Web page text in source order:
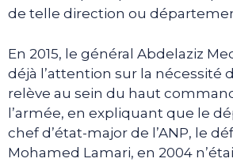
de telle direction ou
En 2015, le général Abdelaziz
déjà l’attention sur la nécessité
relève au sein du haut
l’armée, en expliquant que le
chef d’état-major de l’ANP, le
Mohamed Lamari, en 2004